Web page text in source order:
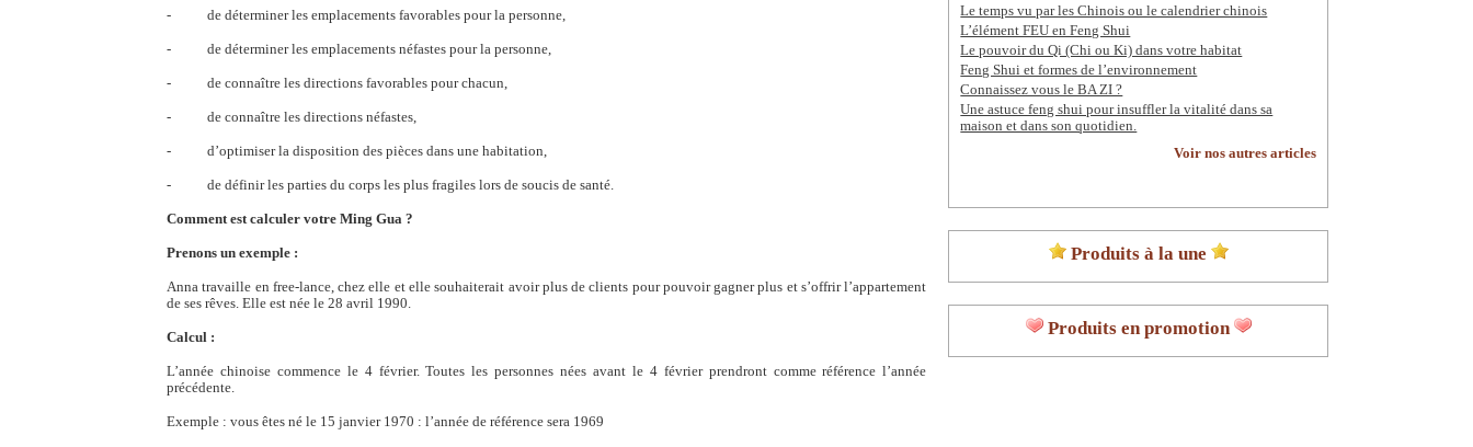
- de déterminer les emplacements favorables pour la personne,
- de déterminer les emplacements néfastes pour la personne,
- de connaître les directions favorables pour chacun,
- de connaître les directions néfastes,
- d’optimiser la disposition des pièces dans une habitation,
- de définir les parties du corps les plus fragiles lors de soucis de santé.
Comment est calculer votre Ming Gua ?
Prenons un exemple :
Anna travaille en free-lance, chez elle et elle souhaiterait avoir plus de clients pour pouvoir gagner plus et s’offrir l’appartement
de ses rêves. Elle est née le 28 avril 1990.
Calcul :
L’année chinoise commence le 4 février. Toutes les personnes nées avant le 4 février prendront comme référence l’année
précédente.
Exemple : vous êtes né le 15 janvier 1970 : l’année de référence sera 1969
Le temps vu par les Chinois ou le calendrier chinois
L’élément FEU en Feng Shui
Le pouvoir du Qi (Chi ou Ki) dans votre habitat
Feng Shui et formes de l’environnement
Connaissez vous le BA ZI ?
Une astuce feng shui pour insuffler la vitalité dans sa
maison et dans son quotidien.
Voir nos autres articles
Produits à la une
Produits en promotion